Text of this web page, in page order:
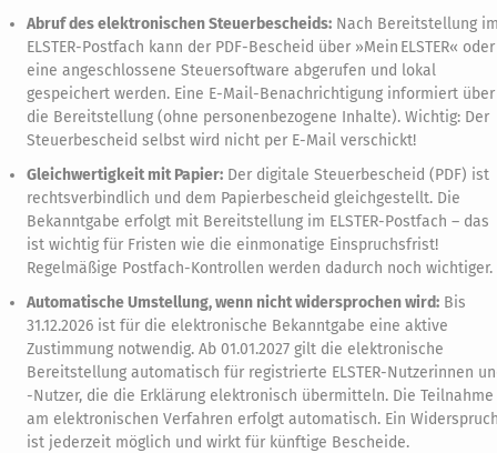
Abruf des elektronischen Steuerbescheids: Nach Bereitstellung
ELSTER-Postfach kann der PDF-Bescheid über »Mein ELSTER« oder
eine angeschlossene Steuersoftware abgerufen und lokal
gespeichert werden. Eine E-Mail-Benachrichtigung informiert über
die Bereitstellung (ohne personenbezogene Inhalte). Wichtig: Der
Steuerbescheid selbst wird nicht per E-Mail verschickt!
Gleichwertigkeit mit Papier: Der digitale Steuerbescheid (PDF) ist
rechtsverbindlich und dem Papierbescheid gleichgestellt. Die
Bekanntgabe erfolgt mit Bereitstellung im ELSTER-Postfach – das
ist wichtig für Fristen wie die einmonatige Einspruchsfrist!
Regelmäßige Postfach-Kontrollen werden dadurch noch wichtiger.
Automatische Umstellung, wenn nicht widersprochen wird: Bis
31.12.2026 ist für die elektronische Bekanntgabe eine aktive
Zustimmung notwendig. Ab 01.01.2027 gilt die elektronische
Bereitstellung automatisch für registrierte ELSTER-Nutzerinnen
-Nutzer, die die Erklärung elektronisch übermitteln. Die Teilnahme
am elektronischen Verfahren erfolgt automatisch. Ein
ist jederzeit möglich und wirkt für künftige Bescheide.